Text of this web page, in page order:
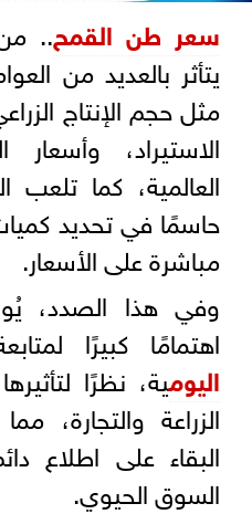
سعر طن القمح..
يتأثر بالعديد من
مثل حجم الإنتاج
الاستيراد،
العالمية، كما تلعب
حاسمًا في تحديد
مباشرة على الأسعار.
وفي هذا الصدد،
اهتمامًا كبيرًا
اليومية، نظرًا
الزراعة والتجارة،
البقاء على اطلاع
السوق الحيوي.